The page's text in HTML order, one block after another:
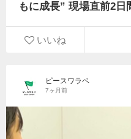
もに成長” 現場直前2日
いいね
ピースワラベ
7ヶ月前